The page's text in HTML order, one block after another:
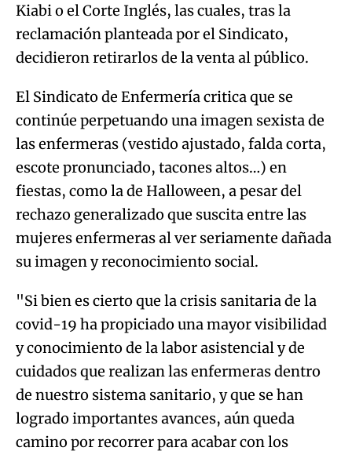
Kiabi o el Corte Inglés, las cuales, tras la
reclamación planteada por el Sindicato,
decidieron retirarlos de la venta al público.
El Sindicato de Enfermería critica que se
continúe perpetuando una imagen sexista de
las enfermeras (vestido ajustado, falda corta,
escote pronunciado, tacones altos…) en
fiestas, como la de Halloween, a pesar del
rechazo generalizado que suscita entre las
mujeres enfermeras al ver seriamente dañada
su imagen y reconocimiento social.
"Si bien es cierto que la crisis sanitaria de la
covid-19 ha propiciado una mayor visibilidad
y conocimiento de la labor asistencial y de
cuidados que realizan las enfermeras dentro
de nuestro sistema sanitario, y que se han
logrado importantes avances, aún queda
camino por recorrer para acabar con los